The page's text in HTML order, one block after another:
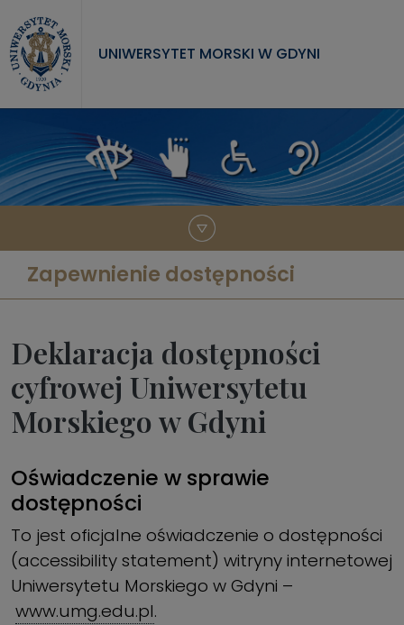
UNIWERSYTET MORSKI W GDYNI
STUDIA
NAUKA
Zapewnienie dostępności
Deklaracja dostępności
cyfrowej Uniwersytetu
Morskiego w Gdyni
Oświadczenie w sprawie
dostępności
To jest oficjalne oświadczenie o dostępności
(accessibility statement) witryny internetowej
Uniwersytetu Morskiego w Gdyni –
www.umg.edu.pl.